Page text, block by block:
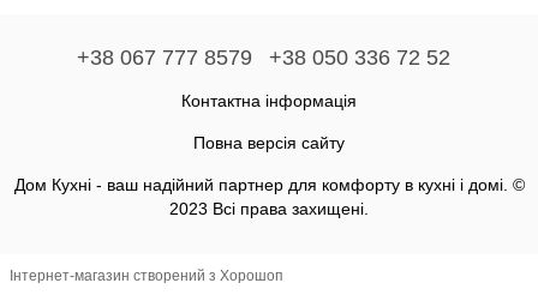
+38 067 777 8579 +38 050 336 72 52
Контактна інформація
Повна версія сайту
Дом Кухні - ваш надійний партнер для комфорту в кухні і домі. ©
2023 Всі права захищені.
Інтернет-магазин створений з Хорошоп